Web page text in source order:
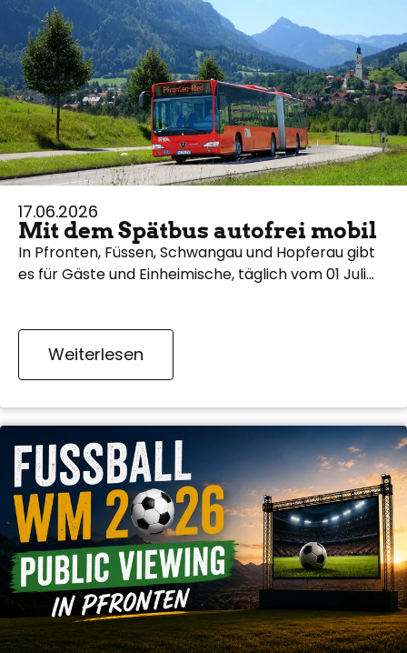
17.06.2026
Mit dem Spätbus autofrei mobil
In Pfronten, Füssen, Schwangau und Hopferau gibt
es für Gäste und Einheimische, täglich vom 01 Juli…
Weiterlesen